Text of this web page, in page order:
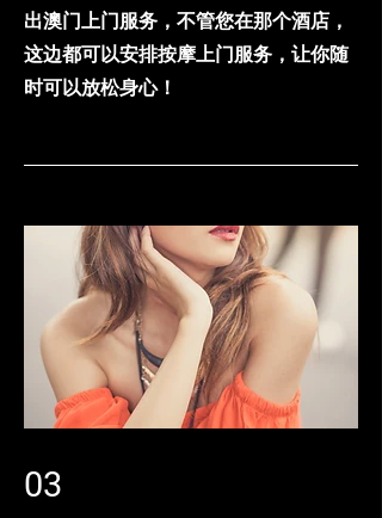
出澳门上门服务，不管您在那个酒店，
这边都可以安排按摩上门服务，让你随
时可以放松身心！
03